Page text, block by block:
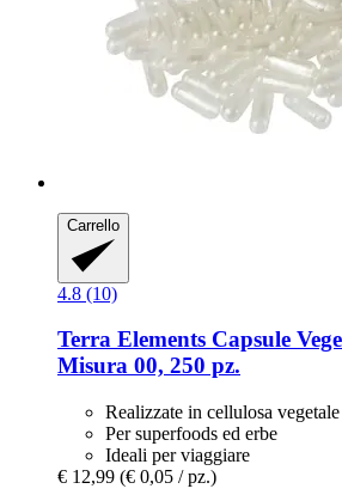
Carrello
4.8 (10)
Terra Elements Capsule
Misura 00, 250 pz.
Realizzate in cellulosa vegetale
Per superfoods ed erbe
Ideali per viaggiare
€ 12,99 (€ 0,05 / pz.)